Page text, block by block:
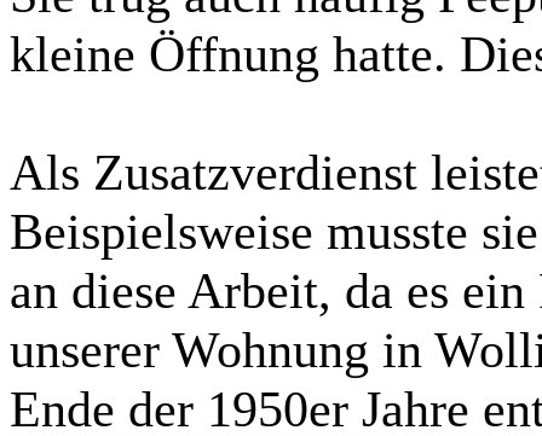
kleine Öffnung hatte.
Als Zusatzverdienst
Beispielsweise musste
an diese Arbeit, da es
unserer Wohnung in
Ende der 1950er Jahre